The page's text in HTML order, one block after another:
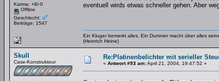
Karma: +8/-0
Offline
Geschlecht:
Beiträge: 1547
eventuell wirds etwas schneller gehen. Aber
Ein Kluger bemerkt alles. Ein Dummer macht über alles
(Heinrich Heine)
Skull
Case-Konstrukteur
Re:Platinenbelichter mit serieller
« Antwort #93 am:April 21, 2004, 19:47:52 »